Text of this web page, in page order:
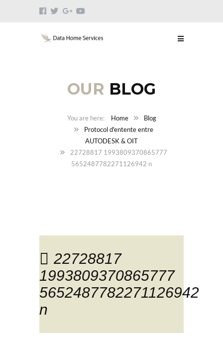
OUR BLOG
Home
Blog
Protocol d'entente entre
AUTODESK & OIT
22728817 1993809370865777
5652487782271126942 n
22728817
1993809370865777
5652487782271126942
n